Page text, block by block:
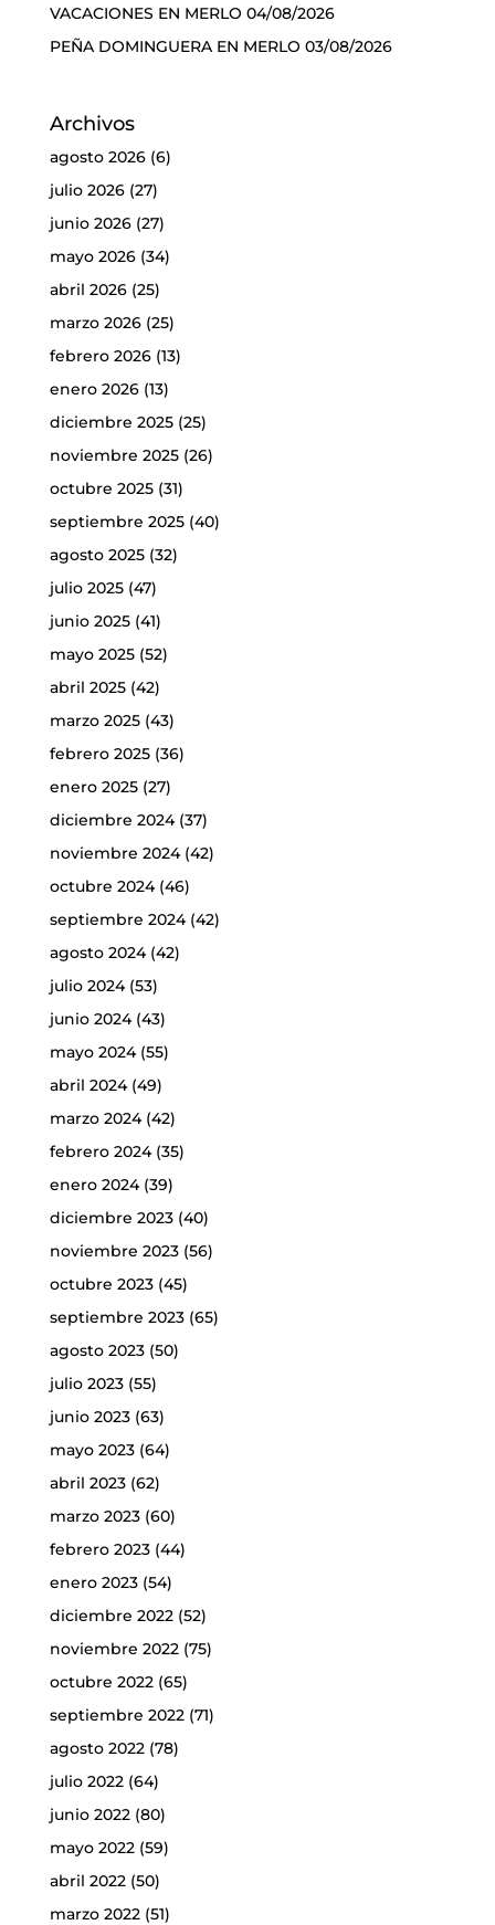
VACACIONES EN MERLO 04/08/2026
PEÑA DOMINGUERA EN MERLO 03/08/2026
Archivos
agosto 2026(6)
julio 2026(27)
junio 2026(27)
mayo 2026(34)
abril 2026(25)
marzo 2026(25)
febrero 2026(13)
enero 2026(13)
diciembre 2025(25)
noviembre 2025(26)
octubre 2025(31)
septiembre 2025(40)
agosto 2025(32)
julio 2025(47)
junio 2025(41)
mayo 2025(52)
abril 2025(42)
marzo 2025(43)
febrero 2025(36)
enero 2025(27)
diciembre 2024(37)
noviembre 2024(42)
octubre 2024(46)
septiembre 2024(42)
agosto 2024(42)
julio 2024(53)
junio 2024(43)
mayo 2024(55)
abril 2024(49)
marzo 2024(42)
febrero 2024(35)
enero 2024(39)
diciembre 2023(40)
noviembre 2023(56)
octubre 2023(45)
septiembre 2023(65)
agosto 2023(50)
julio 2023(55)
junio 2023(63)
mayo 2023(64)
abril 2023(62)
marzo 2023(60)
febrero 2023(44)
enero 2023(54)
diciembre 2022(52)
noviembre 2022(75)
octubre 2022(65)
septiembre 2022(71)
agosto 2022(78)
julio 2022(64)
junio 2022(80)
mayo 2022(59)
abril 2022(50)
marzo 2022(51)